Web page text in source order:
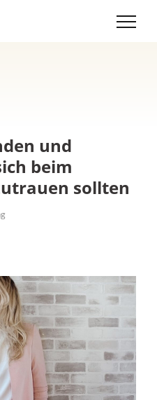
und
beim
sollten